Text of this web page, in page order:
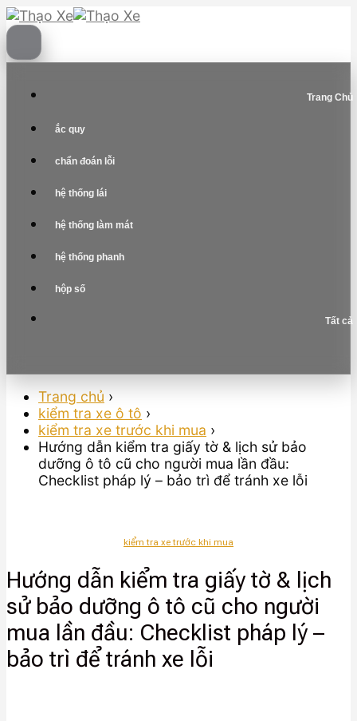
Skip
to
content
Trang Chủ
ắc quy
chẩn đoán lỗi
hệ thống lái
hệ thống làm mát
hệ thống phanh
hộp số
Tất cả
Trang chủ ›
kiểm tra xe ô tô ›
kiểm tra xe trước khi mua ›
Hướng dẫn kiểm tra giấy tờ & lịch sử bảo
dưỡng ô tô cũ cho người mua lần đầu:
Checklist pháp lý – bảo trì để tránh xe lỗi
kiểm tra xe trước khi mua
Hướng dẫn kiểm tra giấy tờ & lịch
sử bảo dưỡng ô tô cũ cho người
mua lần đầu: Checklist pháp lý –
bảo trì để tránh xe lỗi